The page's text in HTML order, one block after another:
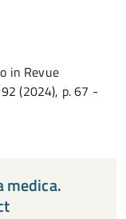
in Revue
(2024), p. 67 -
medica.